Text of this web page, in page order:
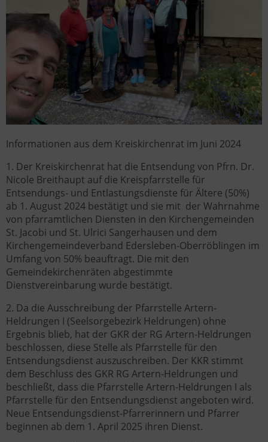
Informationen aus dem Kreiskirchenrat im Juni 2024
1. Der Kreiskirchenrat hat die Entsendung von Pfrn. Dr.
Nicole Breithaupt auf die Kreispfarrstelle für
Entsendungs- und Entlastungsdienste für Ältere (50%)
ab 1. August 2024 bestätigt und sie mit der Wahrnahme
von pfarramtlichen Diensten in den Kirchengemeinden
St. Jacobi und St. Ulrici Sangerhausen und dem
Kirchengemeindeverband Edersleben-Oberröblingen im
Umfang von 50% beauftragt. Die mit den
Gemeindekirchenräten abgestimmte
Dienstvereinbarung wurde bestätigt.
2. Da die Ausschreibung der Pfarrstelle Artern-
Heldrungen I (Seelsorgebezirk Heldrungen) ohne
Ergebnis blieb, hat der GKR der RG Artern-Heldrungen
beschlossen, diese Stelle als Pfarrstelle für den
Entsendungsdienst auszuschreiben. Der KKR stimmt
dem Beschluss des GKR RG Artern-Heldrungen und
beschließt, dass die Pfarrstelle Artern-Heldrungen I als
Pfarrstelle für den Entsendungsdienst angeboten wird.
Neue Entsendungsdienst-Pfarrerinnern und Pfarrer
beginnen ab dem 1. April 2025 ihren Dienst.